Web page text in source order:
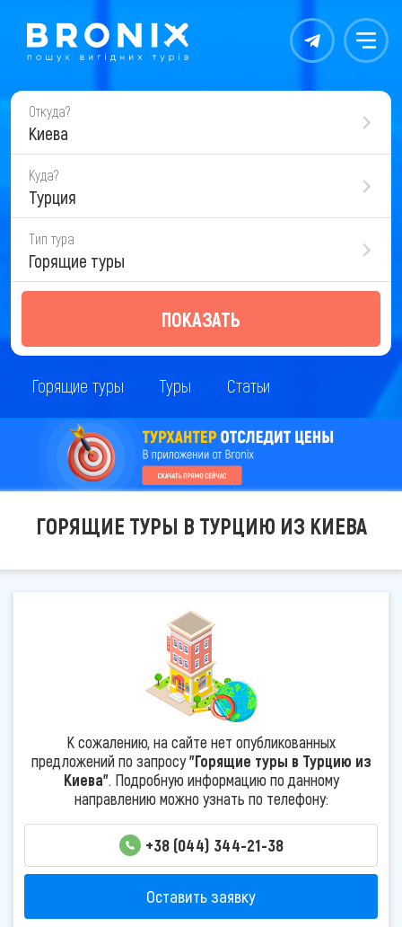
Контакты Меню
Откуда?
Киева
Куда?
Турция
Тип тура
Горящие туры
ПОКАЗАТЬ
Горящие туры Туры Статьи
ГОРЯЩИЕ ТУРЫ В ТУРЦИЮ ИЗ КИЕВА
К сожалению, на сайте нет опубликованных
предложений по запросу"Горящие туры в Турцию из
Киева". Подробную информацию по данному
направлению можно узнать по телефону:
+38 (044) 344-21-38
Оставить заявку